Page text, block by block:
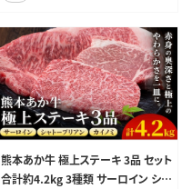
熊本あか牛 極上ステーキ 3品 セット
合計約4.2kg 3種類 サーロイン シャ